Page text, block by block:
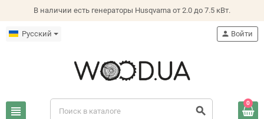
В наличии есть генераторы Husqvarna от 2.0 до 7.5 кВт.
Русский
view_headline search
person Войти
0